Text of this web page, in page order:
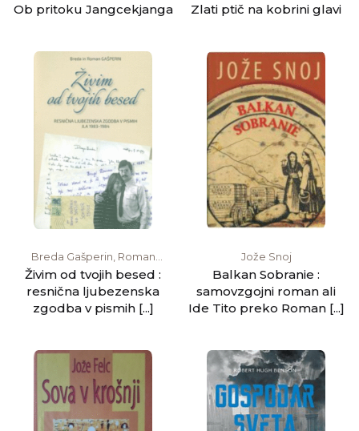
Ob pritoku Jangcekjanga Zlati ptič na kobrini glavi
Breda Gašperin, Roman
Gašperin
Živim od tvojih besed :
resnična ljubezenska
zgodba v pismih [...]
Jože Snoj
Balkan Sobranie :
samovzgojni roman ali
Ide Tito preko Roman [...]